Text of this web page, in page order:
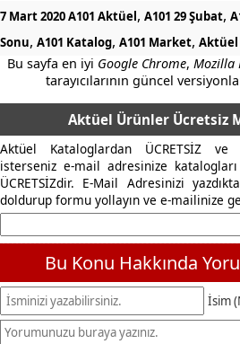
7 Mart 2020 A101 Aktüel, A101 29 Şubat,
Sonu, A101 Katalog, A101 Market, Aktüel
Bu sayfa en iyi Google Chrome,Mozilla
tarayıcılarının güncel
Aktüel Ürünler Ücretsiz
Aktüel Kataloglardan ÜCRETSİZ
isterseniz e-mail adresinize
ÜCRETSİZdir. E-Mail Adresinizi
doldurup formu yollayın ve e-mailinize
Bu Konu Hakkında
İsim